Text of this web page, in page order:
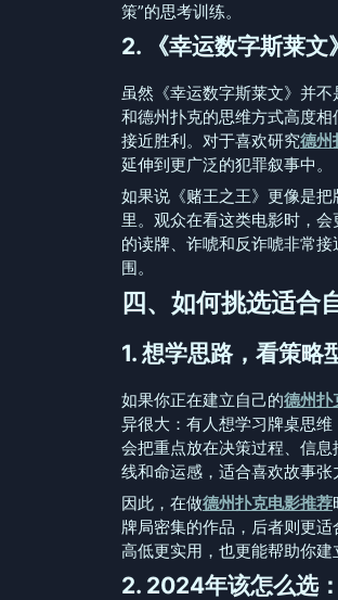
策”的思考训练。
2. 《幸运数字斯莱
虽然《幸运数字斯莱文》并
和德州扑克的思维方式高度
接近胜利。对于喜欢研究德州
延伸到更广泛的犯罪叙事中。
如果说《赌王之王》更像是
里。观众在看这类电影时，
的读牌、诈唬和反诈唬非常
围。
四、如何挑选适合
1. 想学思路，看策略
如果你正在建立自己的德州扑
异很大：有人想学习牌桌思
会把重点放在决策过程、信
线和命运感，适合喜欢故事张
因此，在做德州扑克电影推荐
牌局密集的作品，后者则更
高低更实用，也更能帮助你
2. 2024年该怎么选